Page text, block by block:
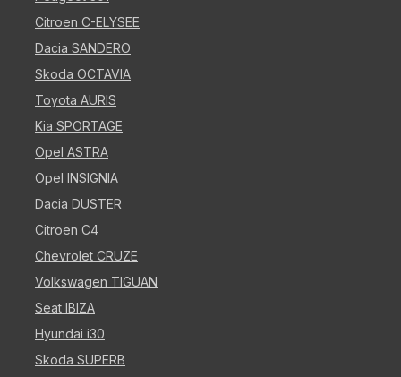
Citroen C-ELYSEE
Dacia SANDERO
Skoda OCTAVIA
Toyota AURIS
Kia SPORTAGE
Opel ASTRA
Opel INSIGNIA
Dacia DUSTER
Citroen C4
Chevrolet CRUZE
Volkswagen TIGUAN
Seat IBIZA
Hyundai i30
Skoda SUPERB